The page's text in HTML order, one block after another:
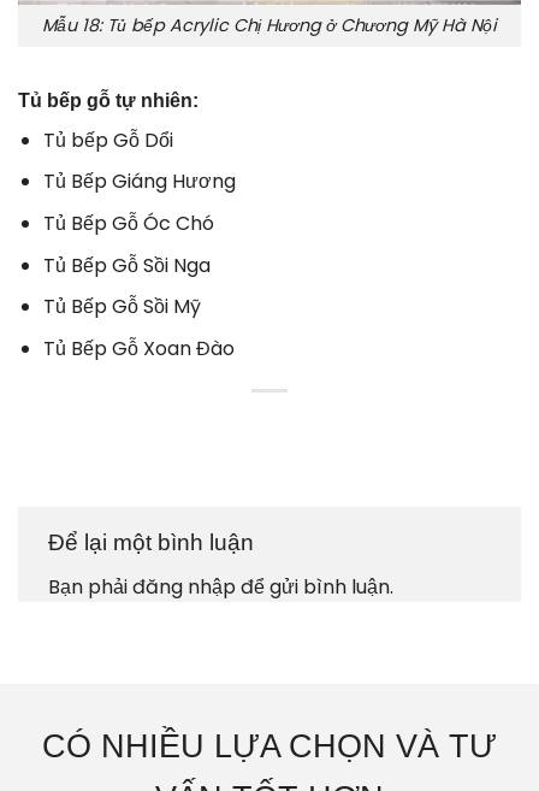
Mẫu 18: Tủ bếp Acrylic Chị Hương ở Chương Mỹ Hà Nội
Tủ bếp gỗ tự nhiên:
Tủ bếp Gỗ Dổi
Tủ Bếp Giáng Hương
Tủ Bếp Gỗ Óc Chó
Tủ Bếp Gỗ Sồi Nga
Tủ Bếp Gỗ Sồi Mỹ
Tủ Bếp Gỗ Xoan Đào
Để lại một bình luận
Bạn phảiđăng nhậpđể gửi bình luận.
CÓ NHIỀU LỰA CHỌN VÀ TƯ